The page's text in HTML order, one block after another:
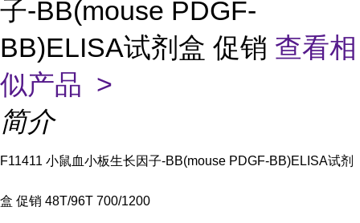
子-BB(mouse PDGF-
BB)ELISA试剂盒 促销 查看相
似产品 >
简介
F11411 小鼠血小板生长因子-BB(mouse PDGF-BB)ELISA试剂
盒 促销 48T/96T 700/1200